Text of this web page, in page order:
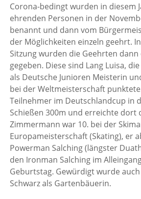
Corona-bedingt wurden in diesem
ehrenden Personen in der
benannt und dann vom
der Möglichkeiten einzeln geehrt.
Sitzung wurden die Geehrten
gegeben. Diese sind Lang Luisa,
als Deutsche Junioren Meisterin
bei der Weltmeisterschaft
Teilnehmer im Deutschlandcup in
Schießen 300m und erreichte dort
Zimmermann war 10. bei der
Europameisterschaft (Skating), er
Powerman Salching (längster
den Ironman Salching im
Geburtstag. Gewürdigt wurde
Schwarz als Gartenbäuerin.